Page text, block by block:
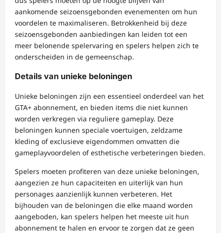
aankomende seizoensgebonden evenementen om hun
voordelen te maximaliseren. Betrokkenheid bij deze
seizoensgebonden aanbiedingen kan leiden tot een
meer belonende spelervaring en spelers helpen zich te
onderscheiden in de gemeenschap.
Details van unieke beloningen
Unieke beloningen zijn een essentieel onderdeel van het
GTA+ abonnement, en bieden items die niet kunnen
worden verkregen via reguliere gameplay. Deze
beloningen kunnen speciale voertuigen, zeldzame
kleding of exclusieve eigendommen omvatten die
gameplayvoordelen of esthetische verbeteringen bieden.
Spelers moeten profiteren van deze unieke beloningen,
aangezien ze hun capaciteiten en uiterlijk van hun
personages aanzienlijk kunnen verbeteren. Het
bijhouden van de beloningen die elke maand worden
aangeboden, kan spelers helpen het meeste uit hun
abonnement te halen en ervoor te zorgen dat ze geen